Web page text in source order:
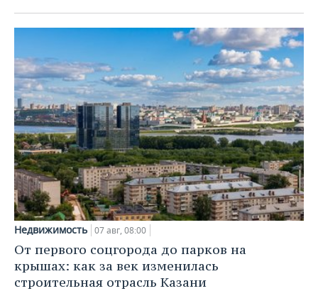
Недвижимость 07 авг, 08:00
От первого соцгорода до парков на
крышах: как за век изменилась
строительная отрасль Казани